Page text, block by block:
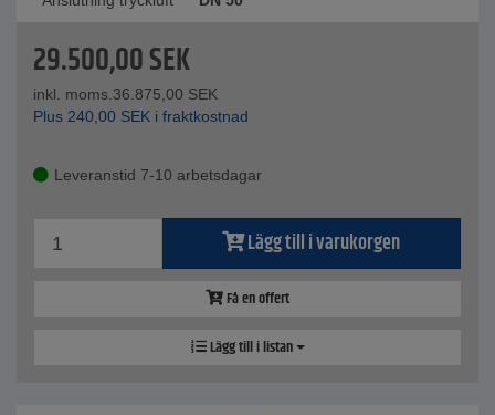
29.500,00SEK
inkl. moms.36.875,00 SEK
Plus 240,00 SEK i fraktkostnad
Leveranstid 7-10 arbetsdagar
Lägg till i varukorgen
Få en offert
Lägg till i listan